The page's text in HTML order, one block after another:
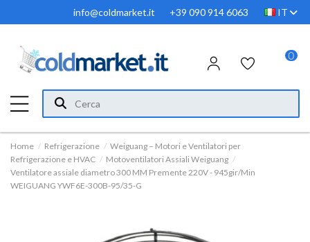
info@coldmarket.it +39 090 914 6063 IT
0
Home Refrigerazione
Weiguang – Motori e Ventilatori per
Refrigerazione e HVAC
Motoventilatori Assiali Weiguang
Ventilatore assiale diametro 300 MM Premente 220V - 945gir/Min
WEIGUANG YWF6E-300B-95/35-G